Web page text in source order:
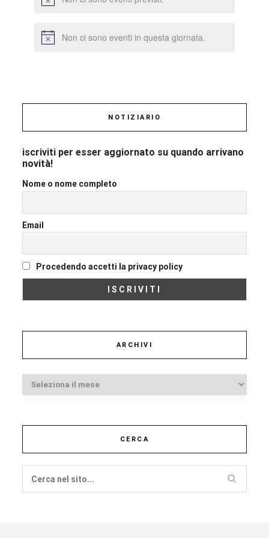
Non ci sono eventi in questa giornata.
NOTIZIARIO
iscriviti per esser aggiornato su quando arrivano
novità!
Nome o nome completo
Email
Procedendo accetti la privacy policy
ARCHIVI
Archivi
CERCA